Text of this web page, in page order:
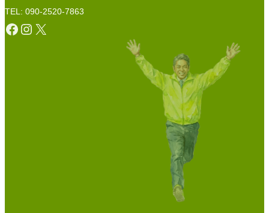
TEL: 090-2520-7863
Facebook Instagram X